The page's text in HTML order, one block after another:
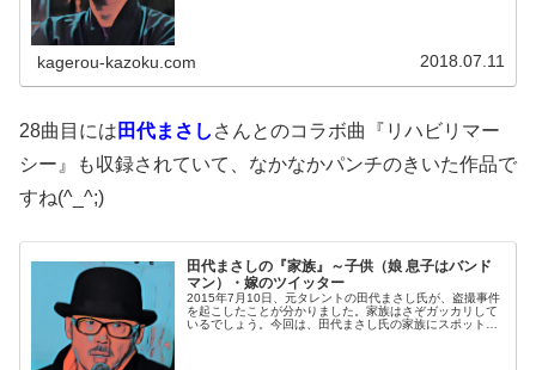
kagerou-kazoku.com 2018.07.11
28曲目には 田代まさし さんとのコラボ曲『リハビリマー
シー』も収録されていて、なかなかパンチのきいた作品で
すね(^_^;)
田代まさしの『家族』～子供（娘 息子はバンド
マン）・嫁のツイッター
2015年7月10日、元タレントの田代まさし氏が、盗撮事件
を起こしたことが分かりました。家族はさぞガッカリして
いるでしょう。今回は、田代まさし氏の家族にスポットを